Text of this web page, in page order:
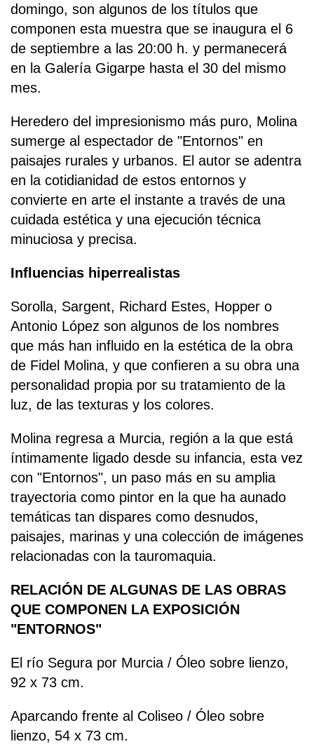
domingo, son algunos de los títulos que
componen esta muestra que se inaugura el 6
de septiembre a las 20:00 h. y permanecerá
en la Galería Gigarpe hasta el 30 del mismo
mes.
Heredero del impresionismo más puro, Molina
sumerge al espectador de "Entornos" en
paisajes rurales y urbanos. El autor se adentra
en la cotidianidad de estos entornos y
convierte en arte el instante a través de una
cuidada estética y una ejecución técnica
minuciosa y precisa.
Influencias hiperrealistas
Sorolla, Sargent, Richard Estes, Hopper o
Antonio López son algunos de los nombres
que más han influido en la estética de la obra
de Fidel Molina, y que confieren a su obra una
personalidad propia por su tratamiento de la
luz, de las texturas y los colores.
Molina regresa a Murcia, región a la que está
íntimamente ligado desde su infancia, esta vez
con "Entornos", un paso más en su amplia
trayectoria como pintor en la que ha aunado
temáticas tan dispares como desnudos,
paisajes, marinas y una colección de imágenes
relacionadas con la tauromaquia.
RELACIÓN DE ALGUNAS DE LAS OBRAS
QUE COMPONEN LA EXPOSICIÓN
"ENTORNOS"
El río Segura por Murcia / Óleo sobre lienzo,
92 x 73 cm.
Aparcando frente al Coliseo / Óleo sobre
lienzo, 54 x 73 cm.